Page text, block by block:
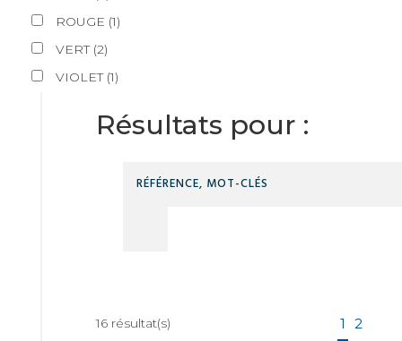
ROUGE (1)
VERT (2)
VIOLET (1)
Résultats pour :
16 résultat(s) 1 2